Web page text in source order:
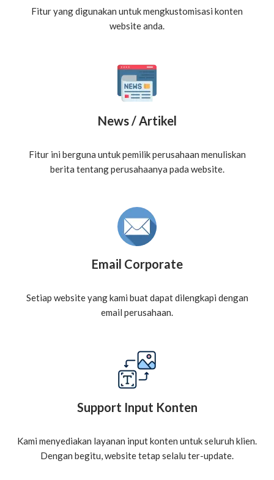
Fitur yang digunakan untuk mengkustomisasi konten
website anda.
News / Artikel
Fitur ini berguna untuk pemilik perusahaan menuliskan
berita tentang perusahaanya pada website.
Email Corporate
Setiap website yang kami buat dapat dilengkapi dengan
email perusahaan.
Support Input Konten
Kami menyediakan layanan input konten untuk seluruh klien.
Dengan begitu, website tetap selalu ter-update.